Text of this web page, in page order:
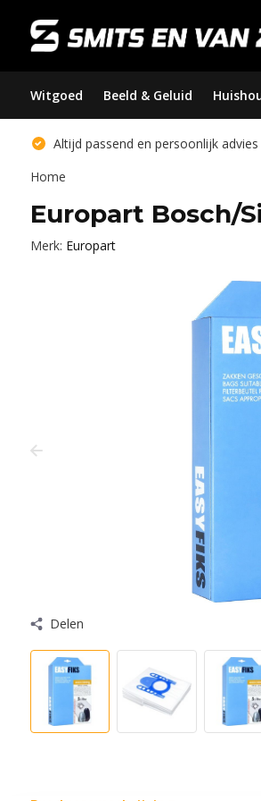
Witgoed Beeld & Geluid
Altijd passend en persoonlijk advies
Home
Europart Bosch/
Merk: Europart
Delen